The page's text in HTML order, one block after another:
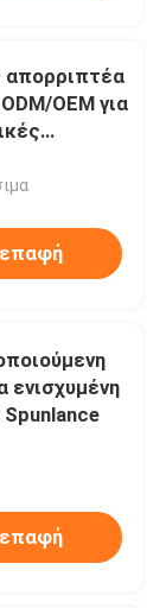
OEM για
επαφή
ενισχυμένη
επαφή